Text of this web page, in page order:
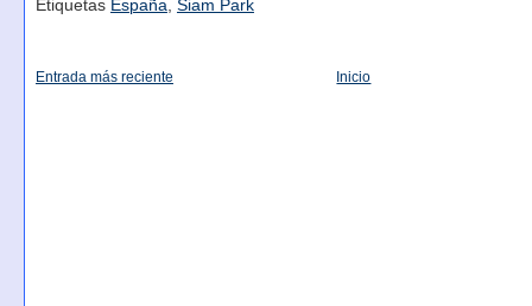
Etiquetas España Siam Park
Entrada más reciente Inicio